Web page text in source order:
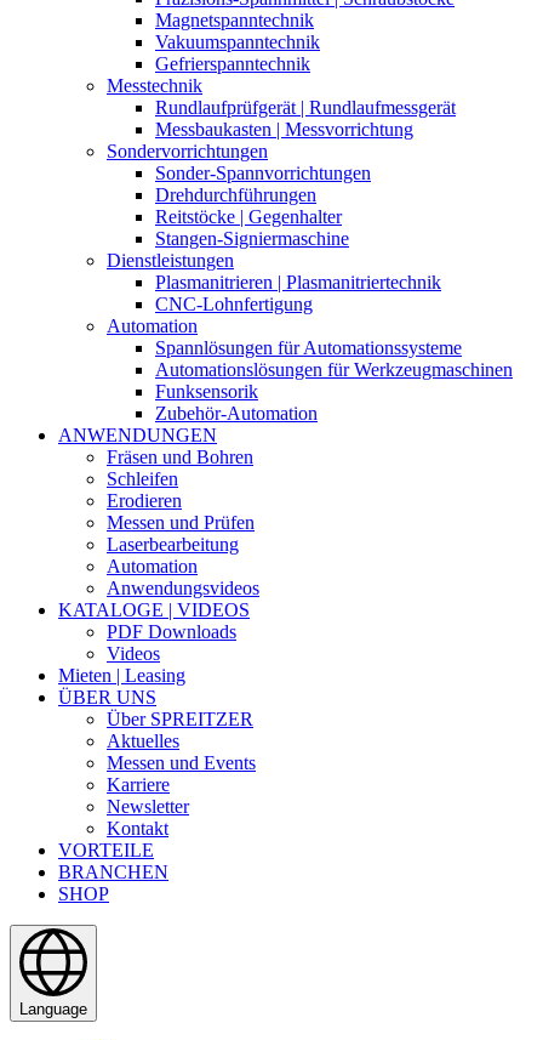
Magnetspanntechnik
Vakuumspanntechnik
Gefrierspanntechnik
Messtechnik
Rundlaufprüfgerät | Rundlaufmessgerät
Messbaukasten | Messvorrichtung
Sondervorrichtungen
Sonder-Spannvorrichtungen
Drehdurchführungen
Reitstöcke | Gegenhalter
Stangen-Signiermaschine
Dienstleistungen
Plasmanitrieren | Plasmanitriertechnik
CNC-Lohnfertigung
Automation
Spannlösungen für Automationssysteme
Automationslösungen für Werkzeugmaschinen
Funksensorik
Zubehör-Automation
ANWENDUNGEN
Fräsen und Bohren
Schleifen
Erodieren
Messen und Prüfen
Laserbearbeitung
Automation
Anwendungsvideos
KATALOGE | VIDEOS
PDF Downloads
Videos
Mieten | Leasing
ÜBER UNS
Über SPREITZER
Aktuelles
Messen und Events
Karriere
Newsletter
Kontakt
VORTEILE
BRANCHEN
SHOP
Language